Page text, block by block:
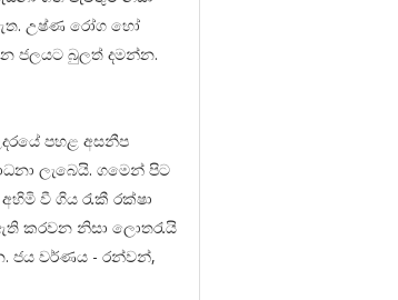
උෂ්ණ රෝග හෝ
ජලයට බුලත් දමන්න.
පහළ අසනීප
ලැබෙයි. ගමෙන් පිට
වී ගිය රැකී රක්ෂා
කරවන නිසා ලොතරැයි
ජය වර්ණය - රන්වන්,